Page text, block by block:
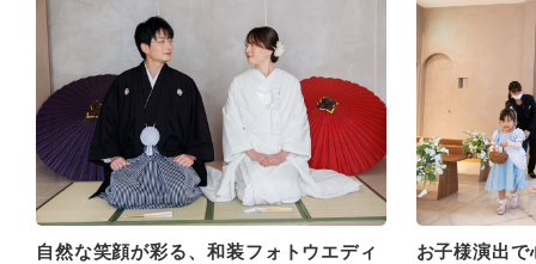
自然な笑顔が彩る、和装フォトウエディ
お子様演出